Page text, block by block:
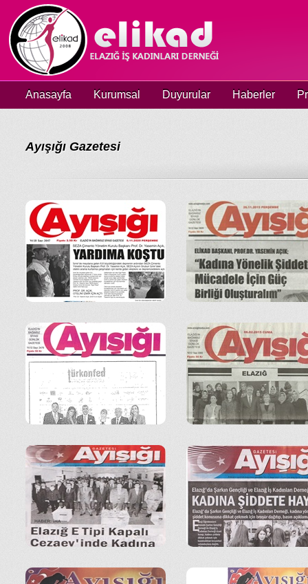
Anasayfa Kurumsal Duyurular Haberler
Ayışığı Gazetesi